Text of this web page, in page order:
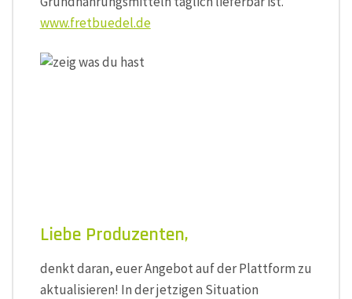
www.fretbuedel.de
Liebe Produzenten,
denkt daran, euer Angebot auf der Plattform zu
aktualisieren! In der jetzigen Situation